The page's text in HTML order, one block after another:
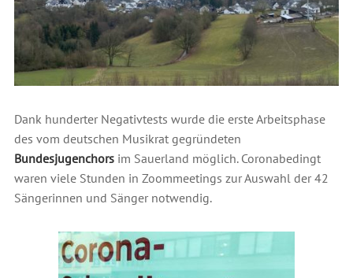
Dank hunderter Negativtests wurde die erste Arbeitsphase
des vom deutschen Musikrat gegründeten
Bundesjugenchorsim Sauerland möglich. Coronabedingt
waren viele Stunden in Zoommeetings zur Auswahl der 42
Sängerinnen und Sänger notwendig.